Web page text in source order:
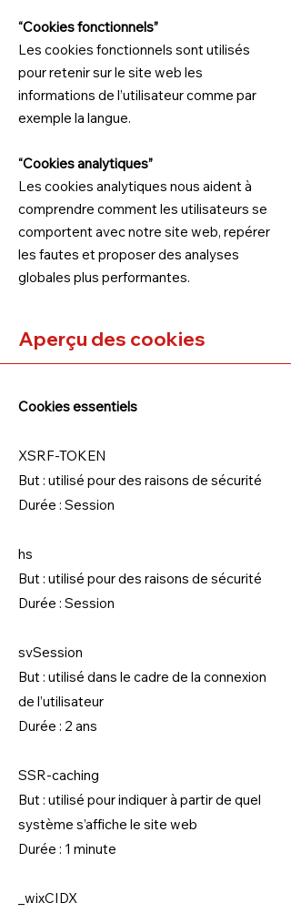
“Cookies fonctionnels”
Les cookies fonctionnels sont utilisés
pour retenir sur le site web les
informations de l’utilisateur comme par
exemple la langue.
“Cookies analytiques”
Les cookies analytiques nous aident à
comprendre comment les utilisateurs se
comportent avec notre site web, repérer
les fautes et proposer des analyses
globales plus performantes.
Aperçu des cookies
Cookies essentiels
XSRF-TOKEN
But : utilisé pour des raisons de sécurité
Durée : Session
hs
But : utilisé pour des raisons de sécurité
Durée : Session
svSession
But : utilisé dans le cadre de la connexion
de l’utilisateur
Durée : 2 ans
SSR-caching
But : utilisé pour indiquer à partir de quel
système s’affiche le site web
Durée : 1 minute
_wixCIDX